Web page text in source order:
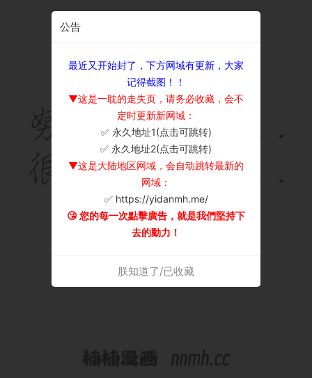
公告
最近又开始封了，下方网域有更新，大家
记得截图！！
▼这是一耽的走失页，请务必收藏，会不
定时更新新网域：
✅ 永久地址1(点击可跳转)
✅ 永久地址2(点击可跳转)
▼这是大陆地区网域，会自动跳转最新的
网域：
✅ https://yidanmh.me/
😘 您的每一次點擊廣告，就是我們堅持下
去的動力！
朕知道了/已收藏